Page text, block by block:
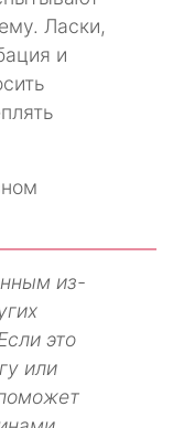
Ласки,
и
из-
это
или